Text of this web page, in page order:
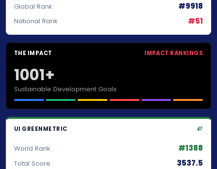
Global Rank #9918
National Rank #51
THE IMPACT IMPACT RANKINGS
1001+
Sustainable Development Goals
UI GREENMETRIC
World Rank #1388
Total Score 3537.5